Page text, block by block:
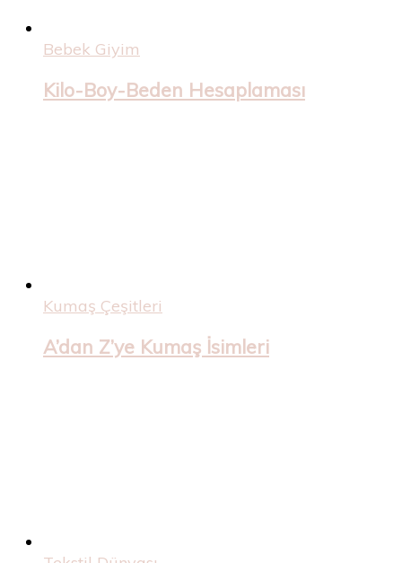
Bebek Giyim
Kilo-Boy-Beden Hesaplaması
Kumaş Çeşitleri
A’dan Z’ye Kumaş İsimleri